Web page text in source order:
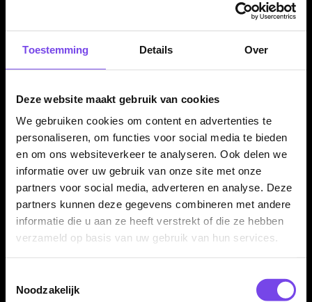
Toestemming Details Over
Deze website maakt gebruik van cookies
We gebruiken cookies om content en advertenties te
personaliseren, om functies voor social media te bieden
en om ons websiteverkeer te analyseren. Ook delen we
informatie over uw gebruik van onze site met onze
partners voor social media, adverteren en analyse. Deze
partners kunnen deze gegevens combineren met andere
informatie die u aan ze heeft verstrekt of die ze hebben
verzameld op basis van uw gebruik van hun services.
Noodzakelijk
kleur combineert eenvoudig met vrijwel iedere dartset.
van drie stuks. Daarmee heb je direct genoeg shafts voor één
complete set dartpijlen. Ideaal als vervanging, upgrade of
reserve voor je huidige dartsetup.
Kenmerken van de Bull's Nylon Dura Shafts Black
✓
Originele Bull's Nylon Dura dart shafts
✓ Gemaakt van licht nylon
✓ Verkrijgbaar in X-Short, Short, Inbetween en Medium